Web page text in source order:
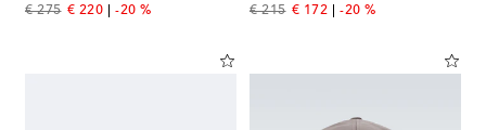
€ 275
original price
€ 220
discount price
-20 %
€ 215
original price
€ 172
discount price
-20 %